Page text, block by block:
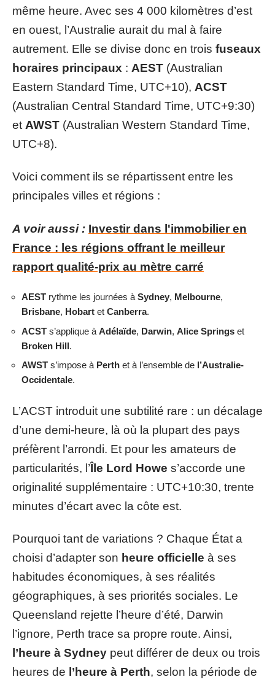
même heure. Avec ses 4 000 kilomètres d’est
en ouest, l’Australie aurait du mal à faire
autrement. Elle se divise donc en trois fuseaux
horaires principaux : AEST (Australian
Eastern Standard Time, UTC+10), ACST
(Australian Central Standard Time, UTC+9:30)
et AWST (Australian Western Standard Time,
UTC+8).
Voici comment ils se répartissent entre les
principales villes et régions :
A voir aussi : Investir dans l'immobilier en
France : les régions offrant le meilleur
rapport qualité-prix au mètre carré
AEST rythme les journées à Sydney, Melbourne,
Brisbane, Hobart et Canberra.
ACST s’applique à Adélaïde, Darwin, Alice Springs et
Broken Hill.
AWST s’impose à Perth et à l’ensemble de l’Australie-
Occidentale.
L’ACST introduit une subtilité rare : un décalage
d’une demi-heure, là où la plupart des pays
préfèrent l’arrondi. Et pour les amateurs de
particularités, l’Île Lord Howe s’accorde une
originalité supplémentaire : UTC+10:30, trente
minutes d’écart avec la côte est.
Pourquoi tant de variations ? Chaque État a
choisi d’adapter son heure officielle à ses
habitudes économiques, à ses réalités
géographiques, à ses priorités sociales. Le
Queensland rejette l’heure d’été, Darwin
l’ignore, Perth trace sa propre route. Ainsi,
l’heure à Sydney peut différer de deux ou trois
heures de l’heure à Perth, selon la période de